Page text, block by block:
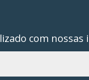
com nossas